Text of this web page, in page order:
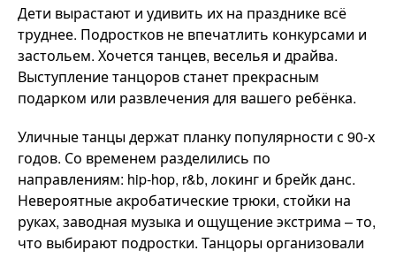
Дети вырастают и удивить их на празднике всё
труднее. Подростков не впечатлить конкурсами и
застольем. Хочется танцев, веселья и драйва.
Выступление танцоров станет прекрасным
подарком или развлечения для вашего ребёнка.
Уличные танцы держат планку популярности с 90-х
годов. Со временем разделились по
направлениям: hip-hop, r&b, локинг и брейк данс.
Невероятные акробатические трюки, стойки на
руках, заводная музыка и ощущение экстрима – то,
что выбирают подростки. Танцоры организовали